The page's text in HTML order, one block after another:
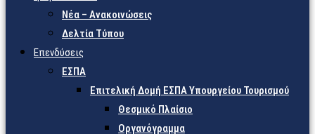
Νέα – Ανακοινώσεις
Δελτία Τύπου
Επενδύσεις
ΕΣΠΑ
Επιτελική Δομή ΕΣΠΑ Υπουργείου Τουρισμού
Θεσμικό Πλαίσιο
Οργανόγραμμα